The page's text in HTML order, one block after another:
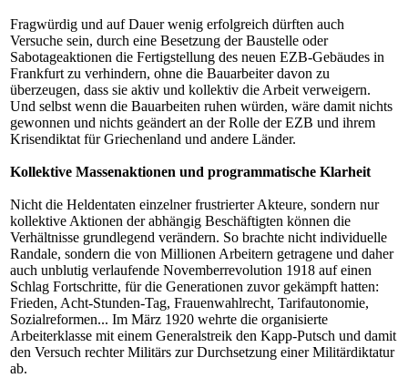
Fragwürdig und auf Dauer wenig erfolgreich dürften auch
Versuche sein, durch eine Besetzung der Baustelle oder
Sabotageaktionen die Fertigstellung des neuen EZB-Gebäudes in
Frankfurt zu verhindern, ohne die Bauarbeiter davon zu
überzeugen, dass sie aktiv und kollektiv die Arbeit verweigern.
Und selbst wenn die Bauarbeiten ruhen würden, wäre damit nichts
gewonnen und nichts geändert an der Rolle der EZB und ihrem
Krisendiktat für Griechenland und andere Länder.
Kollektive Massenaktionen und programmatische Klarheit
Nicht die Heldentaten einzelner frustrierter Akteure, sondern nur
kollektive Aktionen der abhängig Beschäftigten können die
Verhältnisse grundlegend verändern. So brachte nicht individuelle
Randale, sondern die von Millionen Arbeitern getragene und daher
auch unblutig verlaufende Novemberrevolution 1918 auf einen
Schlag Fortschritte, für die Generationen zuvor gekämpft hatten:
Frieden, Acht-Stunden-Tag, Frauenwahlrecht, Tarifautonomie,
Sozialreformen... Im März 1920 wehrte die organisierte
Arbeiterklasse mit einem Generalstreik den Kapp-Putsch und damit
den Versuch rechter Militärs zur Durchsetzung einer Militärdiktatur
ab.